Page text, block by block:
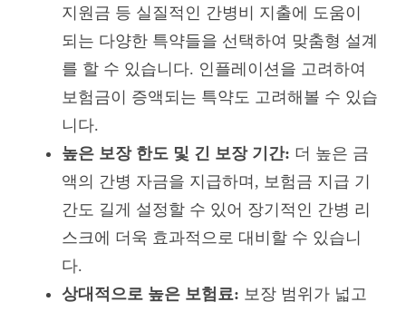
지원금 등 실질적인 간병비 지출에 도움이
되는 다양한 특약들을 선택하여 맞춤형 설계
를 할 수 있습니다. 인플레이션을 고려하여
보험금이 증액되는 특약도 고려해볼 수 있습
니다.
높은 보장 한도 및 긴 보장 기간: 더 높은 금
액의 간병 자금을 지급하며, 보험금 지급 기
간도 길게 설정할 수 있어 장기적인 간병 리
스크에 더욱 효과적으로 대비할 수 있습니
다.
상대적으로 높은 보험료: 보장 범위가 넓고